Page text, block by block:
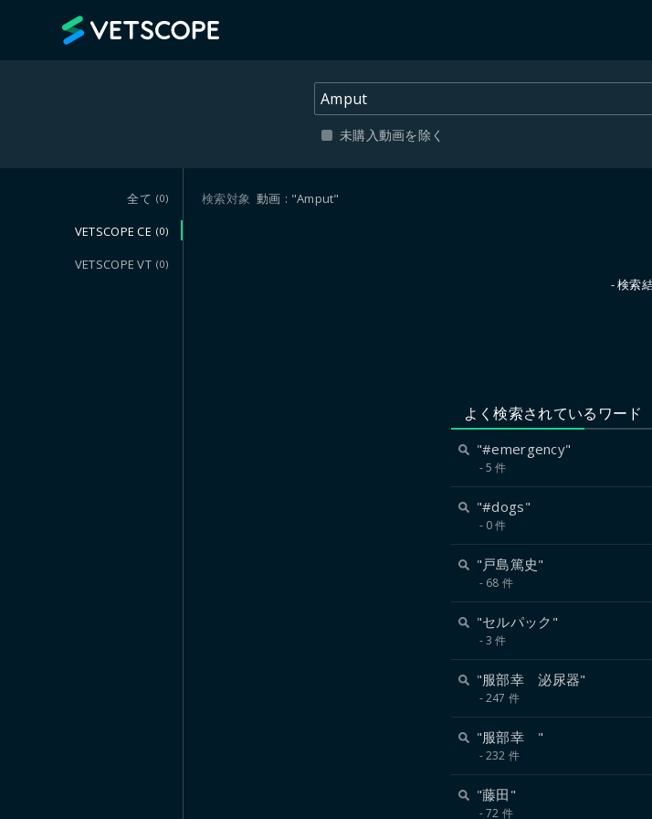
未購入動画を除く
全て (0)
VETSCOPE CE (0)
VETSCOPE VT (0)
検索対象 動画 "Amput"
- 検索
よく検索されているワード
"#emergency"
5 件
"#dogs"
0 件
"戸島篤史"
68 件
"セルパック"
3 件
"服部幸 泌尿器"
247 件
"服部幸 "
232 件
"藤田"
72 件